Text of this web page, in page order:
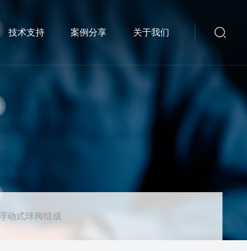
技术支持 案例分享 关于我们
动式球阀组成